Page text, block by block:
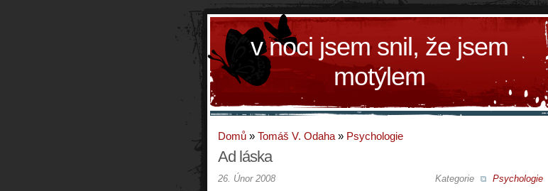
v noci jsem snil, že jsem
motýlem
Domů » Tomáš V. Odaha » Psychologie
Ad láska
Kategorie Psychologie
26. Únor 2008